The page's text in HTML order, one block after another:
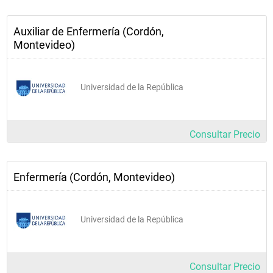
al Embarazo y Niñez
Farmacología Básica
Aplicada al Adulto
Microbiología
Recién Nacido
Prácticum: Cuidados y
Alteraciones de la Salud
Auxiliar de Enfermería (Cordón,
Montevideo)
Universidad de la República
Consultar Precio
Enfermería (Cordón, Montevideo)
Universidad de la República
Consultar Precio